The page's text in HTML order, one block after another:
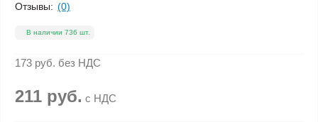
Отзывы: (0)
В наличии 736 шт.
173 руб. без НДС
211 руб. с НДС